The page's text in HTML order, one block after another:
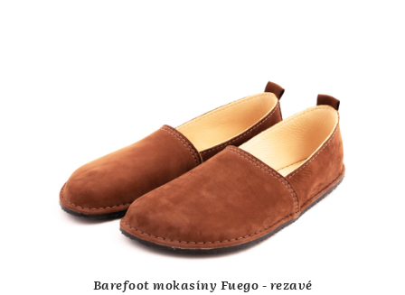
Barefoot mokasíny Fuego - rezavé